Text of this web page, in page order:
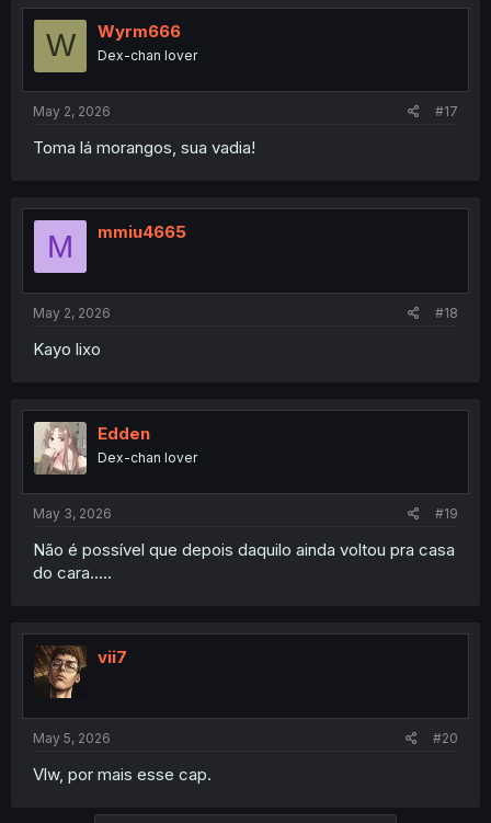
t
o
W Wyrm666
Dex-chan lover
May 2, 2026 #17
Toma lá morangos, sua vadia!
M mmiu4665
May 2, 2026 #18
Kayo lixo
Edden
Dex-chan lover
May 3, 2026 #19
Não é possível que depois daquilo ainda voltou pra casa
do cara.....
vii7
May 5, 2026 #20
Vlw, por mais esse cap.